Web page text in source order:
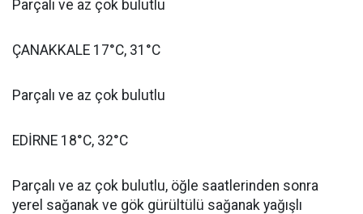
Parçalı ve az çok bulutlu
ÇANAKKALE 17°C, 31°C
Parçalı ve az çok bulutlu
EDİRNE 18°C, 32°C
Parçalı ve az çok bulutlu, öğle saatlerinden sonra
yerel sağanak ve gök gürültülü sağanak yağışlı